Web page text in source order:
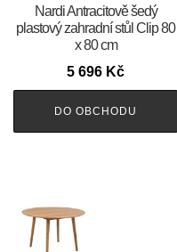
Nardi Antracitově šedý
plastový zahradní stůl Clip 80
x 80 cm
5 696 Kč
DO OBCHODU